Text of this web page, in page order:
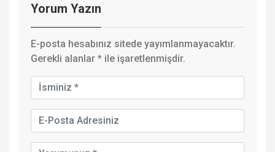
Yorum Yazın
E-posta hesabınız sitede yayımlanmayacaktır.
Gerekli alanlar * ile işaretlenmişdir.